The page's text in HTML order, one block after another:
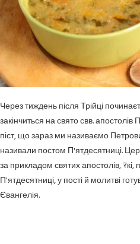
Через тиждень після Трійці
закінчиться на свято свв.
піст, що зараз ми називаємо
називали постом П'ятдесятниці.
за прикладом святих апостолів, ﾏ
П'ятдесятниці, у пості й молитві
Євангелія.